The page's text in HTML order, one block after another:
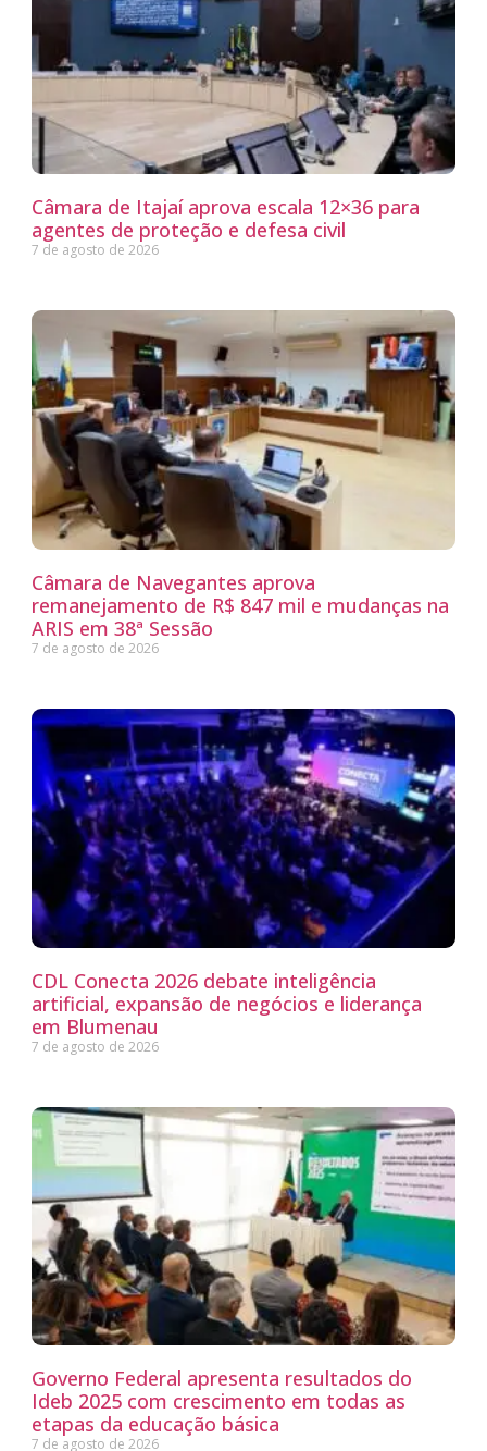
Câmara de Itajaí aprova escala 12×36 para
agentes de proteção e defesa civil
7 de agosto de 2026
Câmara de Navegantes aprova
remanejamento de R$ 847 mil e mudanças na
ARIS em 38ª Sessão
7 de agosto de 2026
CDL Conecta 2026 debate inteligência
artificial, expansão de negócios e liderança
em Blumenau
7 de agosto de 2026
Governo Federal apresenta resultados do
Ideb 2025 com crescimento em todas as
etapas da educação básica
7 de agosto de 2026